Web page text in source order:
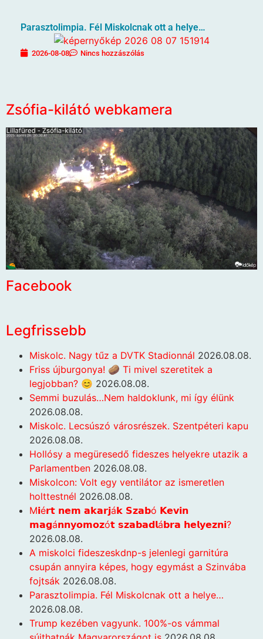
Parasztolimpia. Fél Miskolcnak ott a helye…
2026-08-08 Nincs hozzászólás
Zsófia-kilátó webkamera
Facebook
Legfrissebb
Miskolc. Nagy tűz a DVTK Stadionnál 2026.08.08.
Friss újburgonya! 🥔 Ti mivel szeretitek a
legjobban? 😊 2026.08.08.
Semmi buzulás…Nem haldoklunk, mi így élünk
2026.08.08.
Miskolc. Lecsúszó városrészek. Szentpéteri kapu
2026.08.08.
Hollósy a megüresedő fideszes helyekre utazik a
Parlamentben 2026.08.08.
Miskolcon: Volt egy ventilátor az ismeretlen
holttestnél 2026.08.08.
M𝗶é𝗿𝘁 𝗻𝗲𝗺 𝗮𝗸𝗮𝗿𝗷á𝗸 𝗦𝘇𝗮𝗯ó 𝗞𝗲𝘃𝗶𝗻
𝗺𝗮𝗴á𝗻𝗻𝘆𝗼𝗺𝗼𝘇ó𝘁 𝘀𝘇𝗮𝗯𝗮𝗱𝗹á𝗯𝗿𝗮 𝗵𝗲𝗹𝘆𝗲𝘇𝗻𝗶?
2026.08.08.
A miskolci fideszeskdnp-s jelenlegi garnitúra
csupán annyira képes, hogy egymást a Szinvába
fojtsák 2026.08.08.
Parasztolimpia. Fél Miskolcnak ott a helye…
2026.08.08.
Trump kezében vagyunk. 100%-os vámmal